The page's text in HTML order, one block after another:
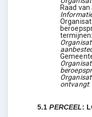
Raad
ontvangt:
5.1PERCEEL: